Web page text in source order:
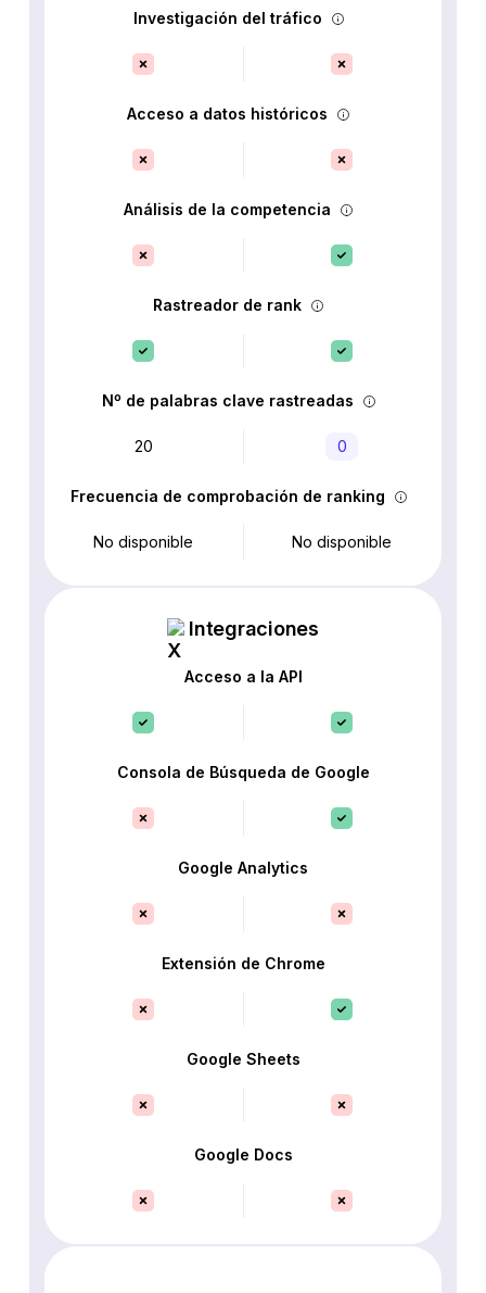
Investigación del tráfico
Acceso a datos históricos
Análisis de la competencia
Rastreador de rank
Nº de palabras clave rastreadas
20 0
Frecuencia de comprobación de ranking
No disponible No disponible
Integraciones
Acceso a la API
Consola de Búsqueda de Google
Google Analytics
Extensión de Chrome
Google Sheets
Google Docs